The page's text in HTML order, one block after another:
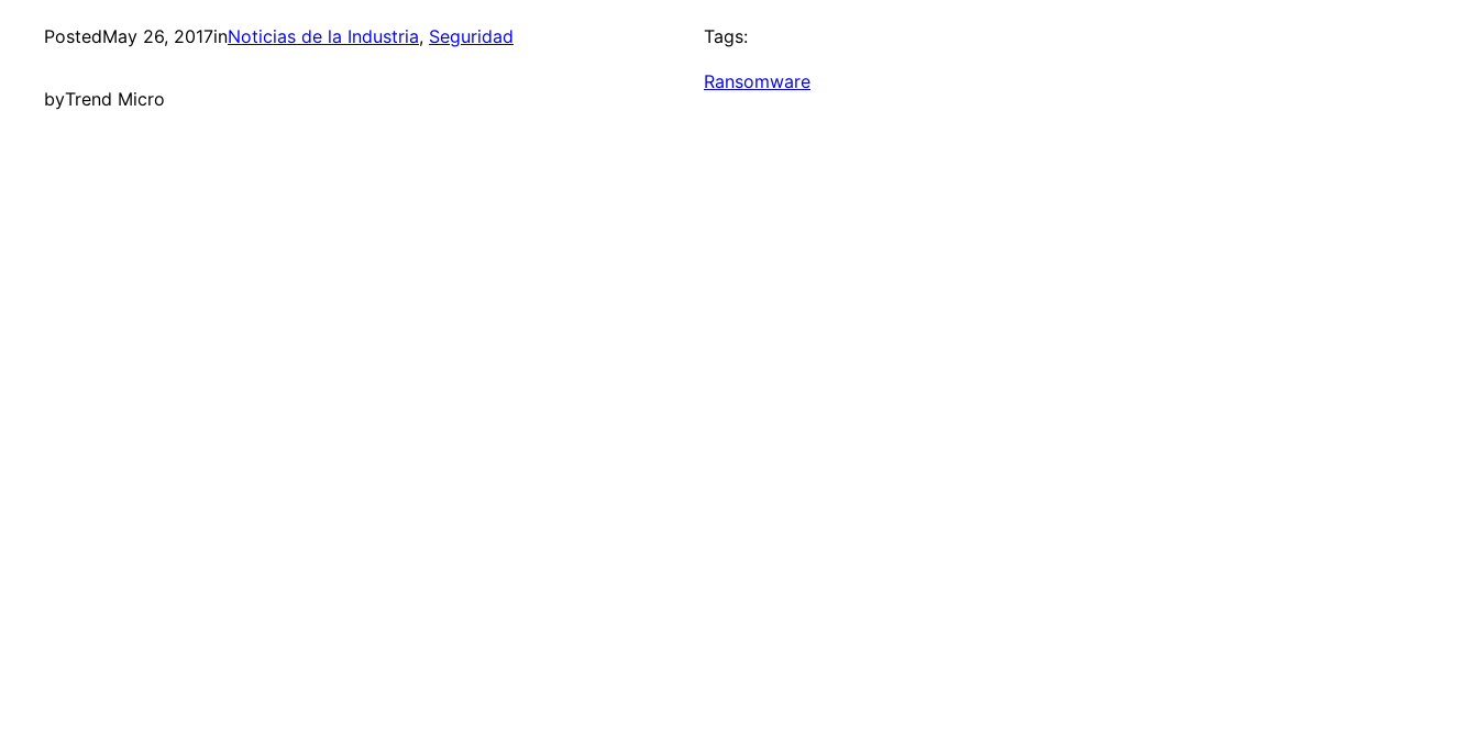
PostedMay 26, 2017inNoticias de la Industria, Seguridad
byTrend Micro
Tags:
Ransomware